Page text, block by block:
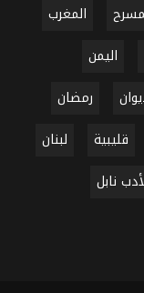
المغرب
اليمن
رمضان
قليبية
لبنان
نابل